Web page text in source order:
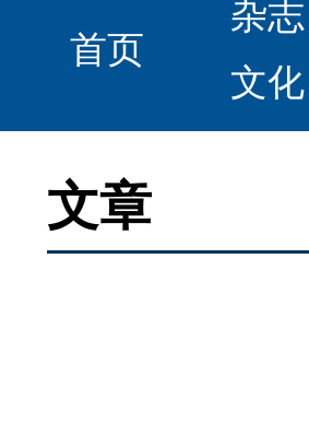
首页
杂志
文化
文章